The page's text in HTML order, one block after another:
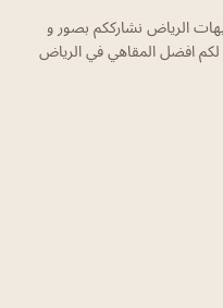
الرياض نشارككم بصور و
افضل المقاهي في الرياض